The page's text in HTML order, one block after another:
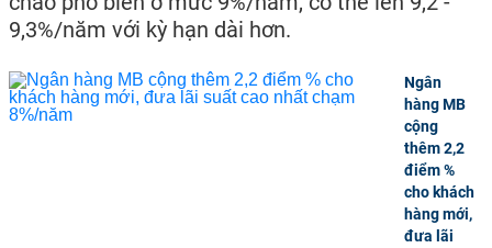
9,3%/năm với kỳ hạn dài hơn.
Ngân
hàng MB
cộng
thêm 2,2
điểm %
cho khách
hàng mới,
đưa lãi